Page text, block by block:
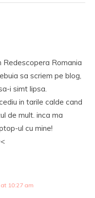
Romania
sa scriem pe blog,
i simt lipsa.
in tarile calde cand
de mult. inca ma
ul cu mine!
10:27 am